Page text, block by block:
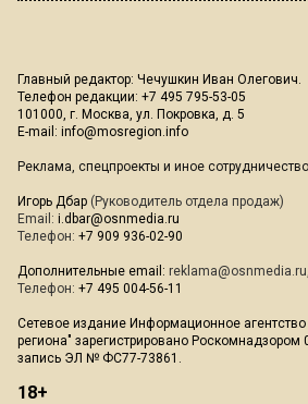
Главный редактор: Чечушкин Иван Олегович.
Телефон редакции: +7 495 795-53-05
101000, г. Москва, ул. Покровка, д. 5
E-mail: info@mosregion.info
Реклама, спецпроекты и иное
Игорь Дбар (Руководитель отдела продаж)
Email: i.dbar@osnmedia.ru
Телефон: +7 909 936-02-90
Дополнительные email: reklama@osnmedia.ru
Телефон: +7 495 004-56-11
Сетевое издание Информационное
региона" зарегистрировано Роскомнадзором
запись ЭЛ № ФС77-73861.
18+